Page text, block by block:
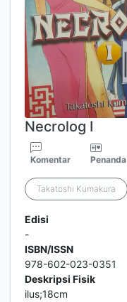
Necrolog I
Komentar Penanda
Takatoshi Kumakura
Edisi
-
ISBN/ISSN
978-602-023-0351
Deskripsi Fisik
ilus;18cm